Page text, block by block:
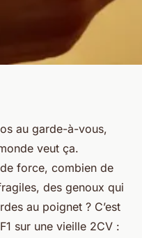
de
lecture
au garde-à-vous,
veut ça.
force, combien de
des genoux qui
au poignet ? C’est
sur une vieille 2CV :